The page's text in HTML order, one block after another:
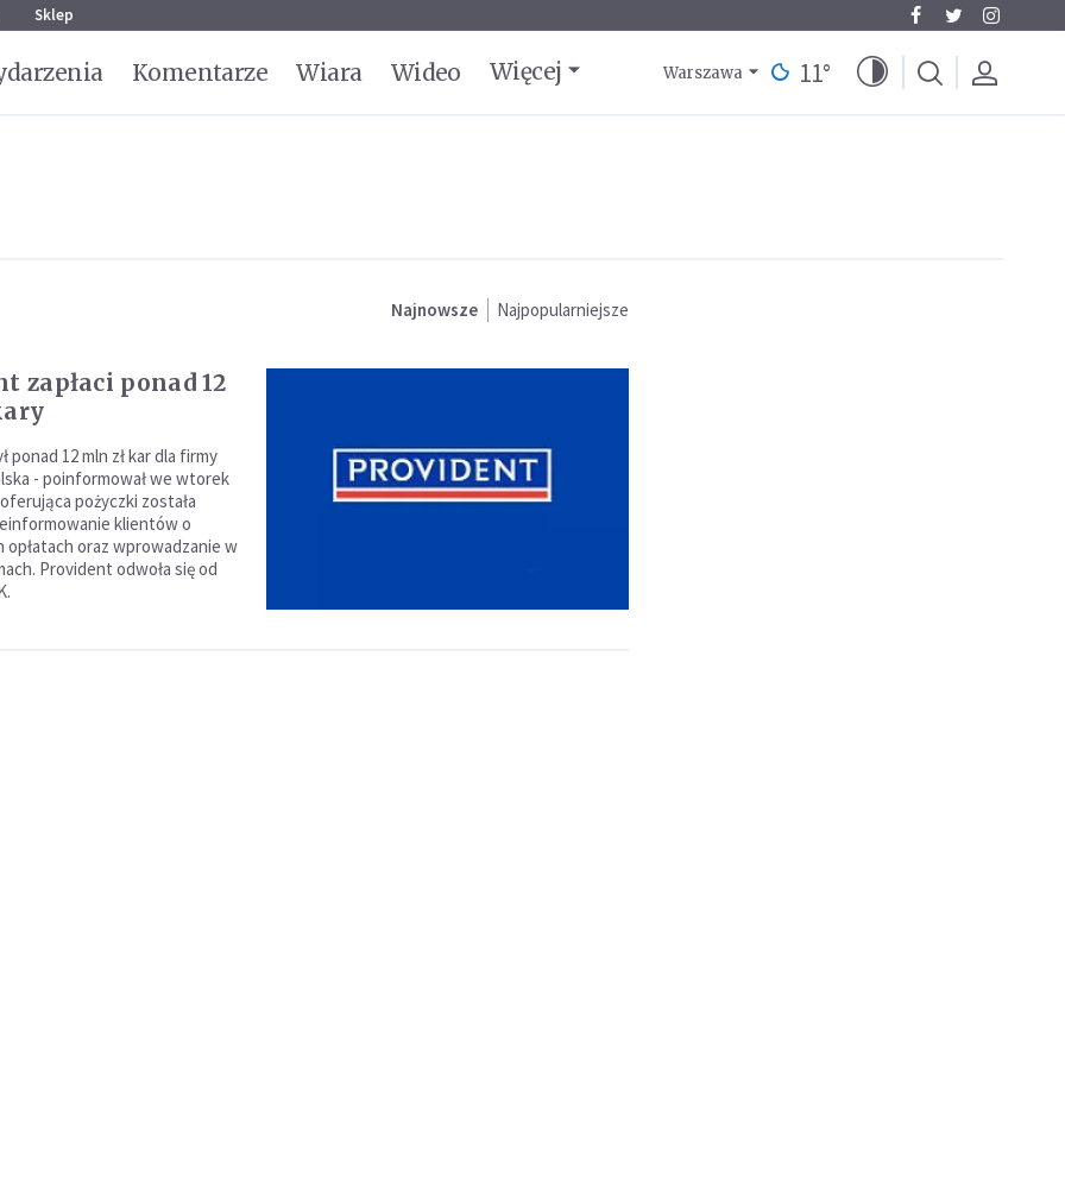
Sklep
Komentarze Wiara Wideo Więcej Warszawa 11°
Najnowsze Najpopularniejsze
zapłaci ponad 12
ponad 12 mln zł kar dla firmy
- poinformował we wtorek
pożyczki została
klientów o
oraz wprowadzanie w
Provident odwoła się od